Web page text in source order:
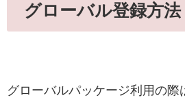
グローバル登録方法
グローバルパッケージ利用の際